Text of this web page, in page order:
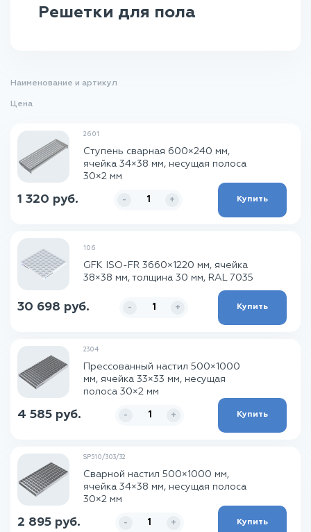
Промышленный настил
Решетки для пола
Наименование и артикул
Цена
2601
Ступень сварная 600×240 мм,
ячейка 34×38 мм, несущая полоса
30×2 мм
1 320 руб. - + Купить
106
GFK ISO-FR 3660×1220 мм, ячейка
38×38 мм, толщина 30 мм, RAL 7035
30 698 руб. - + Купить
2304
Прессованный настил 500×1000
мм, ячейка 33×33 мм, несущая
полоса 30×2 мм
4 585 руб. - + Купить
SP510/303/32
Сварной настил 500×1000 мм,
ячейка 34×38 мм, несущая полоса
30×2 мм
2 895 руб. - + Купить